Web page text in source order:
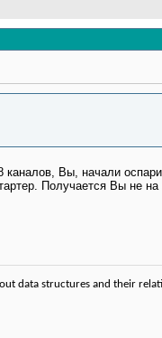
Вы, начали
Получается Вы не
data structures and their